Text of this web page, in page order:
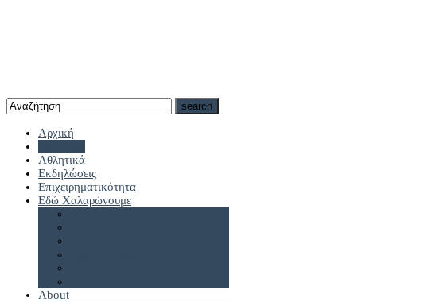
Αρχική
Αθλητικά
Εκδηλώσεις
Επιχειρηματικότητα
Εδώ Χαλαρώνουμε
About